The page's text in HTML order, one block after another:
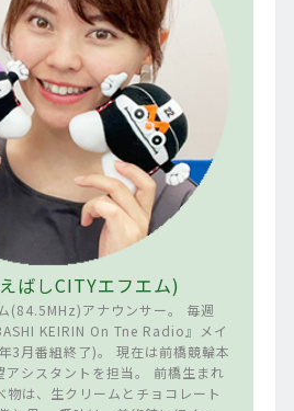
ばしCITYエフエム)
(84.5MHz)アナウンサー。 毎週
KEIRIN On Tne Radio』メイ
3月番組終了)。 現在は前橋競輪本
アシスタントを担当。 前橋生まれ
物は、生クリームとチョコレート